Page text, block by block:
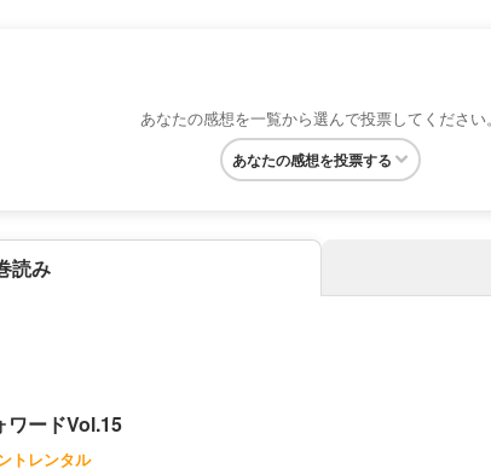
あなたの感想を一覧から選んで投票してください。
あなたの感想を投票する
読み
ワードVol.15
トレンタル